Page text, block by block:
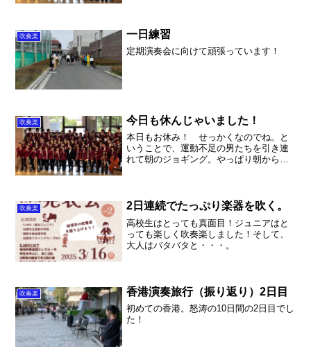
す。 さて、放課後に吹奏楽部...
吹奏楽 一日練習
定期演奏会に向けて頑張っています！
吹奏楽 今日も休んじゃいました！
本日もお休み！ せっかくなのでね。と
いうことで、運動不足の男たちを引き連
れて朝のジョギング。やっぱり朝から運
ゃいました。これまで、年...
吹奏楽 2日連続でたっぷり楽器を吹く。
高校生はとっても真面目！ジュニアはと
っても楽しく吹奏楽しました！そして、
大人はバタバタと・・・。
吹奏楽 香港演奏旅行（振り返り）2日目
初めての香港。怒涛の10日間の2日目でし
た！